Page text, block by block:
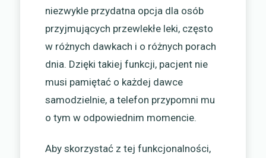
niezwykle przydatna opcja dla osób
przyjmujących przewlekłe leki, często
w różnych dawkach i o różnych porach
dnia. Dzięki takiej funkcji, pacjent nie
musi pamiętać o każdej dawce
samodzielnie, a telefon przypomni mu
o tym w odpowiednim momencie.
Aby skorzystać z tej funkcjonalności,